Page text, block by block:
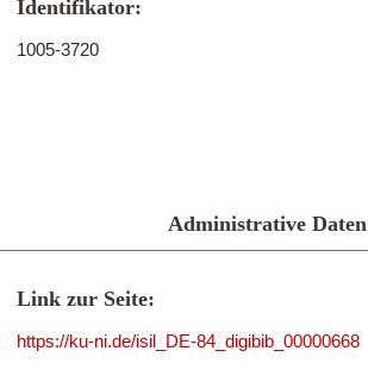
Identifikator:
1005-3720
Administrative Daten
Link zur Seite:
https://ku-ni.de/isil_DE-84_digibib_00000668